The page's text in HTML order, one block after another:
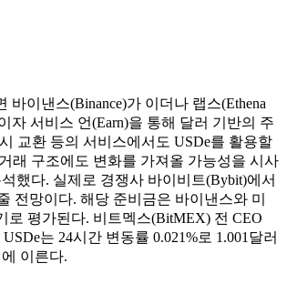
이낸스(Binance)가 이더나 랩스(Ethena
자 서비스 언(Earn)을 통해 달러 기반의 주
교환 등의 서비스에서도 USDe를 활용할
래 구조에도 변화를 가져올 가능성을 시사
했다. 실제로 경쟁사 바이비트(Bybit)에서
전망이다. 해당 준비금은 바이낸스와 미
로 평가된다. 비트멕스(BitMEX) 전 CEO
는 24시간 변동률 0.021%로 1.001달러
이른다.